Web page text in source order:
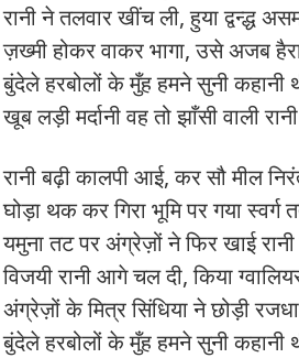
रानी ने तलवार खींच ली, हुया द्वन्द्ध
ज़ख्मी होकर वाकर भागा, उसे अजब
बुंदेले हरबोलों के मुँह हमने सुनी कहानी
खूब लड़ी मर्दानी वह तो झाँसी वाली
रानी बढ़ी कालपी आई, कर सौ मील
घोड़ा थक कर गिरा भूमि पर गया स्वर्ग
यमुना तट पर अंग्रेज़ों ने फिर खाई
विजयी रानी आगे चल दी, किया
अंग्रेज़ों के मित्र सिंधिया ने छोड़ी
बुंदेले हरबोलों के मुँह हमने सुनी कहानी